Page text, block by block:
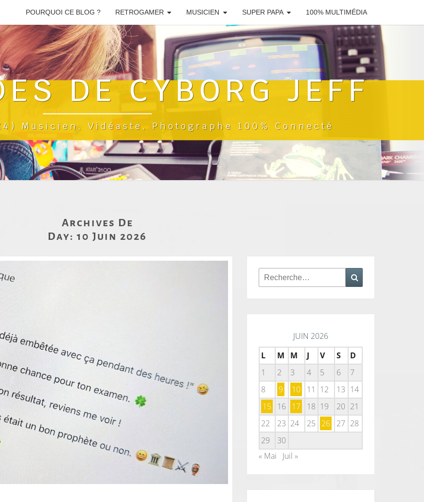
POURQUOI CE BLOG ? RETROGAMER MUSICIEN SUPER PAPA 100% MULTIMÉDIA
DE CYBORG JEFF
Musicien, Vidéaste, Photographe 100% Connecté
Archives De
Day: 10 Juin 2026
Rechercher :
JUIN 2026
L
M M J V S
D
1
2 3 4 5 6
7
8
9 10 11 12 13 14
15 16 17 18 19 20 21
22
23 24 25 26 27 28
29
30
« Mai
Juil »